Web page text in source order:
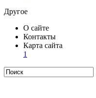
Другое
О сайте
Контакты
Карта сайта
1